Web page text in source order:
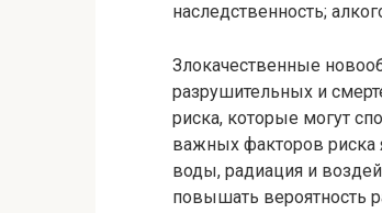
наследственность;
Злокачественные
разрушительных и
риска, которые могут
важных факторов риска
воды, радиация и
повышать вероятность